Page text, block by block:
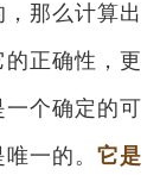
那么计算出
正确性，更
个确定的可
一的。 它是